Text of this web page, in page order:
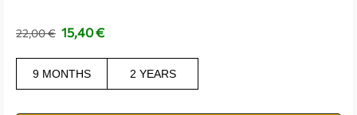
22,00€ 15,40€
9 MONTHS 2 YEARS